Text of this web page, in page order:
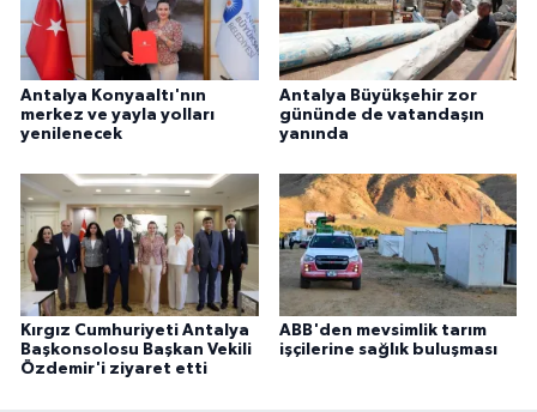
Antalya Konyaaltı'nın
merkez ve yayla yolları
yenilenecek
Antalya Büyükşehir zor
gününde de vatandaşın
yanında
Kırgız Cumhuriyeti Antalya
Başkonsolosu Başkan Vekili
Özdemir'i ziyaret etti
ABB'den mevsimlik tarım
işçilerine sağlık buluşması